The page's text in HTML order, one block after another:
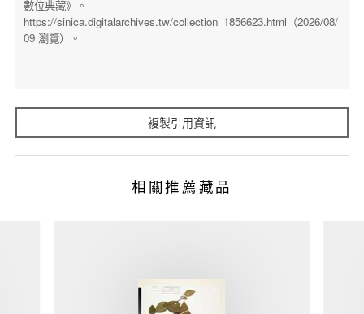
複製引用資訊
相關推薦藏品